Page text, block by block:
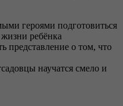
героями подготовиться
ребёнка
о том, что
научатся смело и